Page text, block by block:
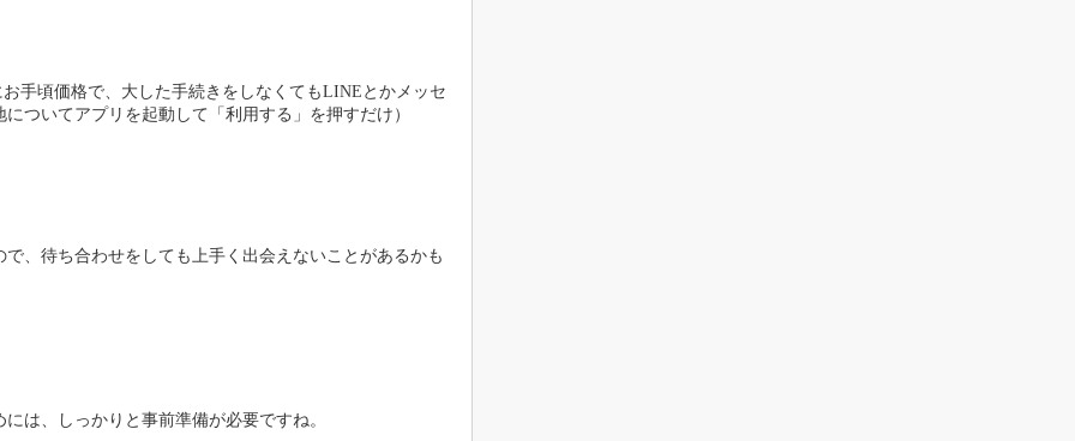
手頃価格で、大した手続きをしなくてもLINEとかメッセ
ついてアプリを起動して「利用する」を押すだけ）
、待ち合わせをしても上手く出会えないことがあるかも
は、しっかりと事前準備が必要ですね。